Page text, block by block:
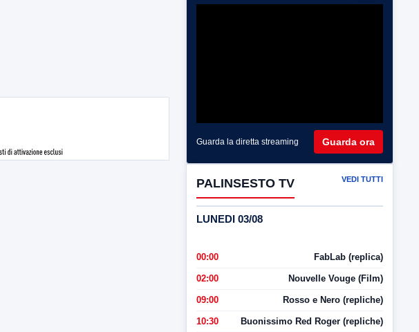
Guarda la diretta streaming Guarda ora
PALINSESTO TV VEDI TUTTI
LUNEDI 03/08
00:00 FabLab (replica)
02:00 Nouvelle Vouge (Film)
09:00 Rosso e Nero (repliche)
10:30 Buonissimo Red Roger (repliche)